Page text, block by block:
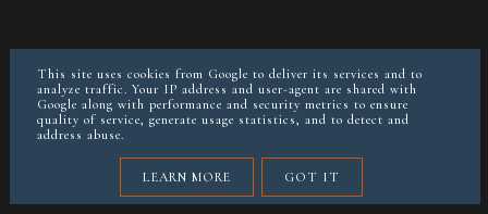
This site uses cookies from Google to deliver its services and to
analyze traffic. Your IP address and user-agent are shared with
Google along with performance and security metrics to ensure
quality of service, generate usage statistics, and to detect and
address abuse.
LEARN MORE GOT IT